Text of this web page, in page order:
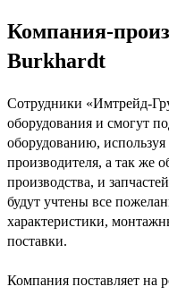
Компания-
Burkhardt
Сотрудники «Имтрейд-
оборудования и смогут
оборудованию,
производителя, а так же
производства, и
будут учтены все
характеристики,
поставки.
Компания поставляет на